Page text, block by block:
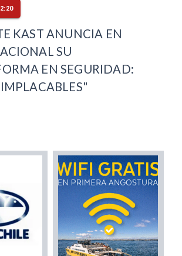
KAST ANUNCIA EN
SU
EN SEGURIDAD: